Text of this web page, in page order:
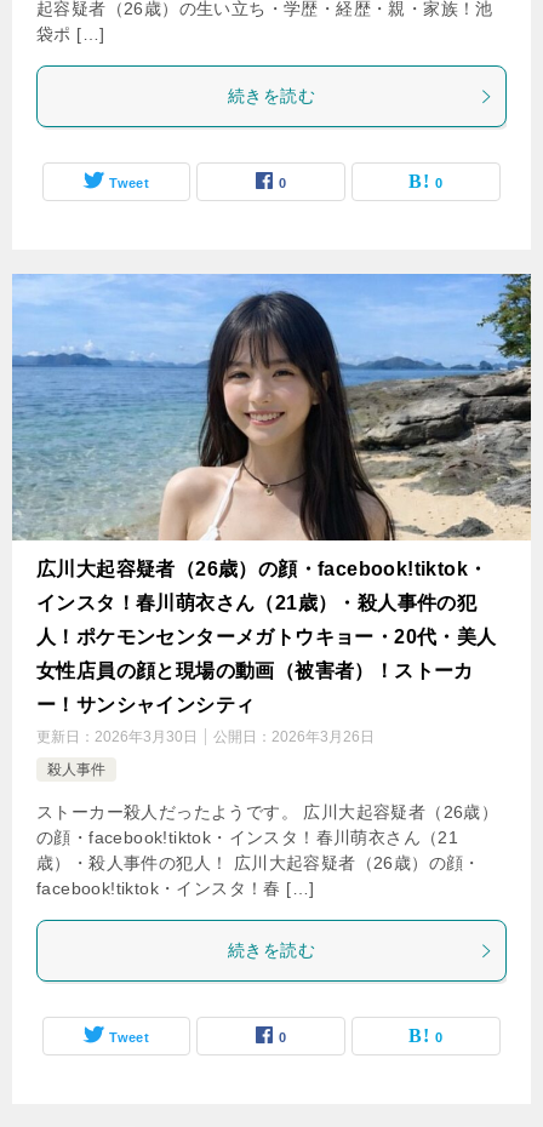
起容疑者（26歳）の生い立ち・学歴・経歴・親・家族！池
袋ポ […]
続きを読む
Tweet 0 0
広川大起容疑者（26歳）の顔・facebook!tiktok・
インスタ！春川萌衣さん（21歳）・殺人事件の犯
人！ポケモンセンターメガトウキョー・20代・美人
女性店員の顔と現場の動画（被害者）！ストーカ
ー！サンシャインシティ
更新日： 2026年3月30日 公開日： 2026年3月26日
殺人事件
ストーカー殺人だったようです。 広川大起容疑者（26歳）
の顔・facebook!tiktok・インスタ！春川萌衣さん（21
歳）・殺人事件の犯人！ 広川大起容疑者（26歳）の顔・
facebook!tiktok・インスタ！春 […]
続きを読む
Tweet 0 0